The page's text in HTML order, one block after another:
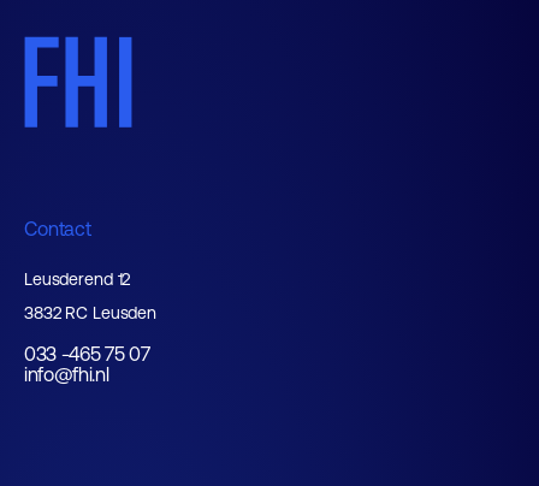
Contact
Leusderend 12
3832 RC Leusden
033 -465 75 07
info@fhi.nl